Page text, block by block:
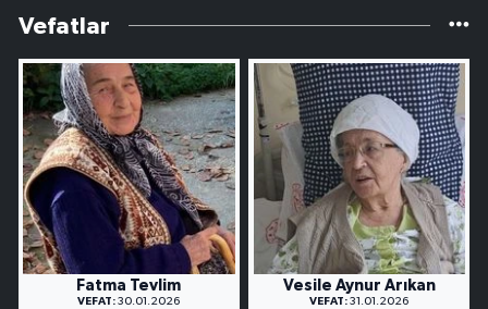
Vefatlar
Fatma Tevlim
VEFAT: 30.01.2026
Vesile Aynur Arıkan
VEFAT: 31.01.2026